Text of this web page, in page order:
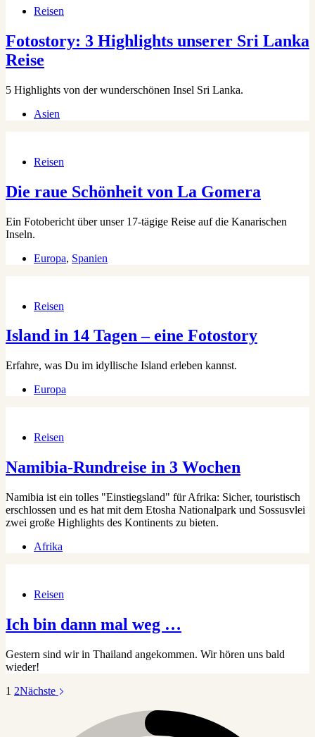
Reisen
Fotostory: 3 Highlights unserer Sri Lanka
Reise
5 Highlights von der wunderschönen Insel Sri Lanka.
Asien
Reisen
Die raue Schönheit von La Gomera
Ein Fotobericht über unser 17-tägige Reise auf die Kanarischen
Inseln.
Europa, Spanien
Reisen
Island in 14 Tagen – eine Fotostory
Erfahre, was Du im idyllische Island erleben kannst.
Europa
Reisen
Namibia-Rundreise in 3 Wochen
Namibia ist ein tolles "Einstiegsland" für Afrika: Sicher, touristisch
erschlossen und es hat mit dem Etosha Nationalpark und Sossusvlei
zwei große Highlights des Kontinents zu bieten.
Afrika
Reisen
Ich bin dann mal weg …
Gestern sind wir in Thailand angekommen. Wir hören uns bald
wieder!
1 2Nächste